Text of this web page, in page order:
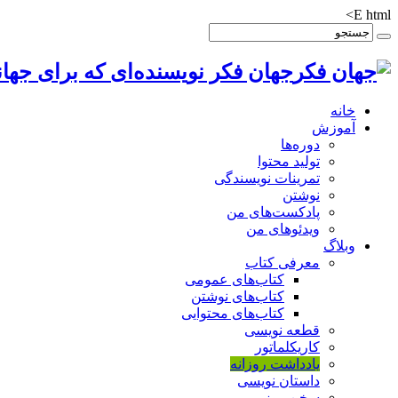
E html>
جهان فکر نویسنده‌ای که برای
خانه
آموزش
دوره‌ها
تولید محتوا
تمرینات نویسندگی
نوشتن
پادکست‌های من
ویدئوهای من
وبلاگ
معرفی کتاب
کتاب‌های عمومی
کتاب‌های نوشتن
کتاب‌های محتوایی
قطعه نویسی
کاریکلماتور
یادداشت روزانه
داستان نویسی